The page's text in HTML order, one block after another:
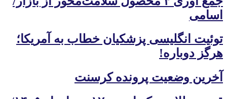
اسامی
توئیت انگلیسی پزشکیان خطاب به آمریکا؛
هرگز دوباره!
آخرین وضعیت پرونده کرسنت